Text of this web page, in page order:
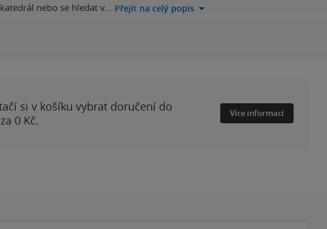
nebo se hledat v… Přejít na celý popis
si v košíku vybrat doručení do
0 Kč.
Více informací